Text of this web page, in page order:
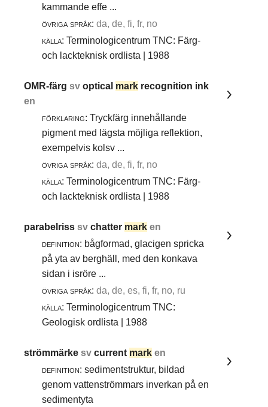
kammande effe ...
övriga språk: da, de, fi, fr, no
källa: Terminologicentrum TNC: Färg-
och lackteknisk ordlista | 1988
OMR-färgsvoptical mark recognition ink
en
förklaring: Tryckfärg innehållande
pigment med lägsta möjliga reflektion,
exempelvis kolsv ...
övriga språk: da, de, fi, fr, no
källa: Terminologicentrum TNC: Färg-
och lackteknisk ordlista | 1988
parabelrisssvchatter mark en
definition: bågformad, glacigen spricka
på yta av berghäll, med den konkava
sidan i isröre ...
övriga språk: da, de, es, fi, fr, no, ru
källa: Terminologicentrum TNC:
Geologisk ordlista | 1988
strömmärkesvcurrent mark en
definition: sedimentstruktur, bildad
genom vattenströmmars inverkan på en
sedimentyta